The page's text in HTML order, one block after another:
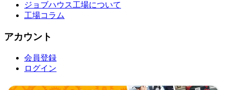
ジョブハウス工場について
工場コラム
アカウント
会員登録
ログイン